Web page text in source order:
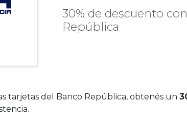
30% de descuento
República
tarjetas del Banco República, obtenés un